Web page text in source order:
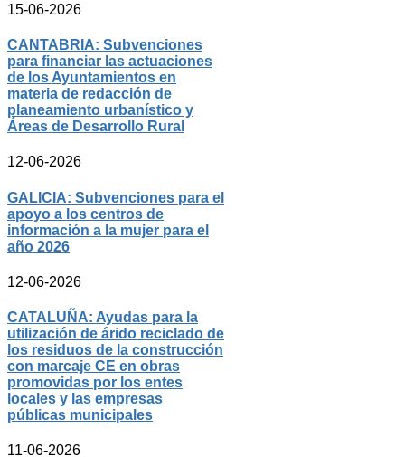
15-06-2026
CANTABRIA: Subvenciones
para financiar las actuaciones
de los Ayuntamientos en
materia de redacción de
planeamiento urbanístico y
Áreas de Desarrollo Rural
12-06-2026
GALICIA: Subvenciones para el
apoyo a los centros de
información a la mujer para el
año 2026
12-06-2026
CATALUÑA: Ayudas para la
utilización de árido reciclado de
los residuos de la construcción
con marcaje CE en obras
promovidas por los entes
locales y las empresas
públicas municipales
11-06-2026